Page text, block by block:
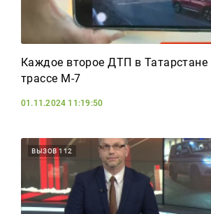
Каждое второе ДТП в Татарстане
трассе М-7
01.11.2024 11:19:50
ВЫЗОВ 112